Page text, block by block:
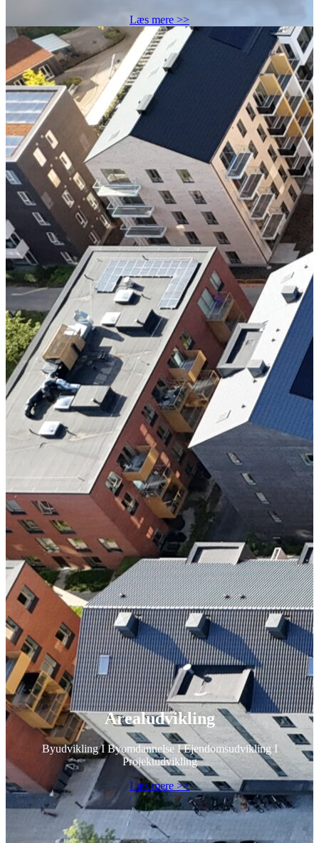
Læs mere >>
Arealudvikling
Byudvikling I Byomdannelse I Ejendomsudvikling I
Projektudvikling
Læs mere >>